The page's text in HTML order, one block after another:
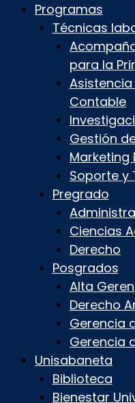
Programas
Técnicas
para la
Contable
Gestión
Marketing
Soporte y
Pregrado
Ciencias
Derecho
Posgrados
Alta
Derecho
Gerencia
Gerencia
Unisabaneta
Biblioteca
Bienestar